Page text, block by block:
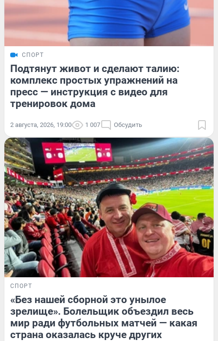
СПОРТ
Подтянут живот и сделают талию:
комплекс простых упражнений на
пресс — инструкция с видео для
тренировок дома
2 августа, 2026, 19:00 1 007 Обсудить
СПОРТ
«Без нашей сборной это унылое
зрелище». Болельщик объездил весь
мир ради футбольных матчей — какая
страна оказалась круче других